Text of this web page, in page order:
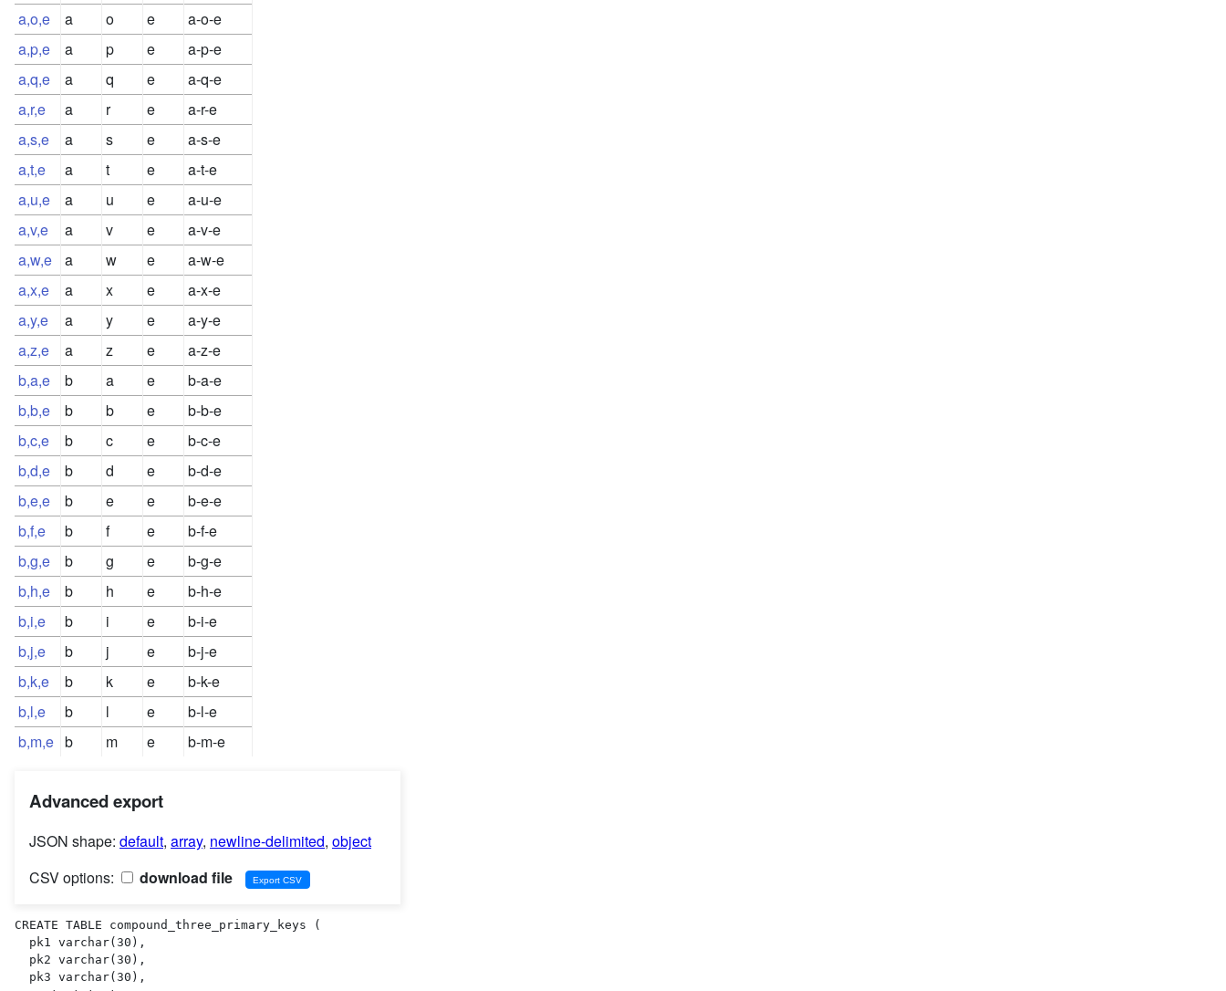
a,o,e
a o e
a-o-e
a,p,e
a p e
a-p-e
a,q,e
a q e
a-q-e
a,r,e
a r e
a-r-e
a,s,e
a s e
a-s-e
a,t,e
a t e
a-t-e
a,u,e
a u e
a-u-e
a,v,e
a v e
a-v-e
a,w,e
a w e
a-w-e
a,x,e
a x e
a-x-e
a,y,e
a y e
a-y-e
a,z,e
a z e
a-z-e
b,a,e
b a e
b-a-e
b,b,e
b b e
b-b-e
b,c,e
b c e
b-c-e
b,d,e
b d e
b-d-e
b,e,e
b e e
b-e-e
b,f,e
b f e
b-f-e
b,g,e
b g e
b-g-e
b,h,e
b h e
b-h-e
b,i,e
b i e
b-i-e
b,j,e
b j e
b-j-e
b,k,e
b k e
b-k-e
b,l,e
b l e
b-l-e
b,m,e b m e b-m-e
Advanced export
JSON shape: default, array, newline-delimited, object
CSV options:
download file
CREATE TABLE compound_three_primary_keys (